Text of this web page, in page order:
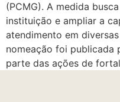
(PCMG). A medida
instituição e ampliar a
atendimento em
nomeação foi publicada
parte das ações de